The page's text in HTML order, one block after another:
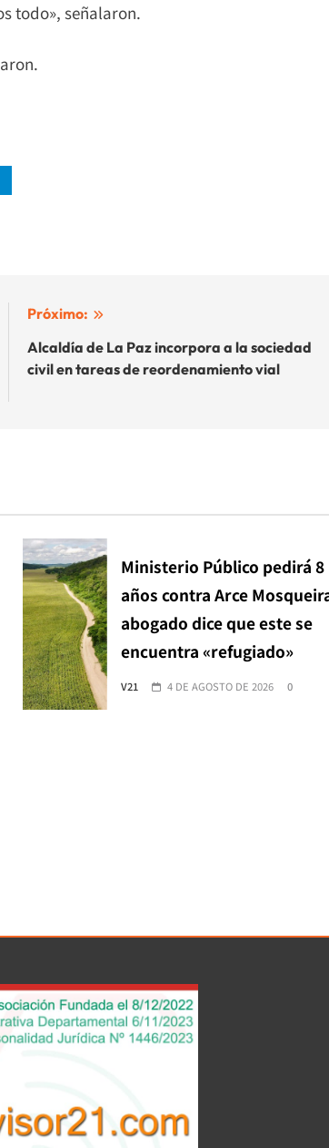
todo», señalaron.
Próximo:
Alcaldía de La Paz incorpora a la sociedad
civil en tareas de reordenamiento vial
Ministerio Público pedirá 8
años contra Arce
abogado dice que este se
encuentra «refugiado»
V21 4 DE AGOSTO DE 2026 0